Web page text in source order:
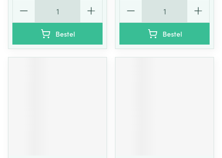
Bestel Bestel